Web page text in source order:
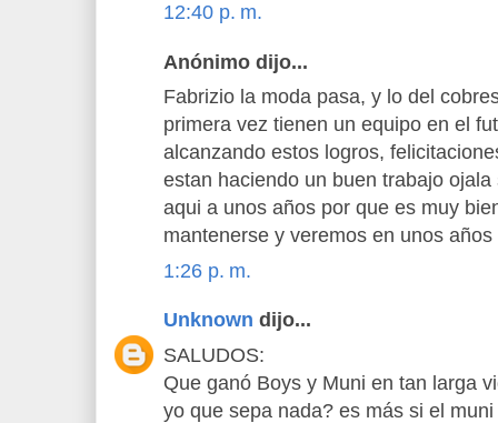
12:40 p. m.
Anónimo dijo...
Fabrizio la moda pasa, y lo del
primera vez tienen un equipo en el
alcanzando estos logros,
estan haciendo un buen trabajo
aqui a unos años por que es muy
mantenerse y veremos en unos
1:26 p. m.
Unknown dijo...
SALUDOS:
Que ganó Boys y Muni en tan larga
yo que sepa nada? es más si el